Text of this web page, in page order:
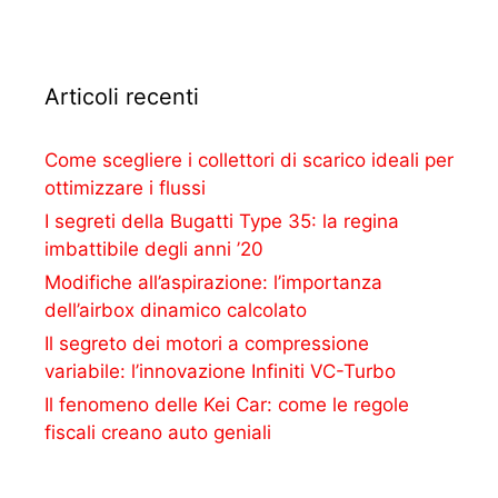
Articoli recenti
Come scegliere i collettori di scarico ideali per
ottimizzare i flussi
I segreti della Bugatti Type 35: la regina
imbattibile degli anni ’20
Modifiche all’aspirazione: l’importanza
dell’airbox dinamico calcolato
Il segreto dei motori a compressione
variabile: l’innovazione Infiniti VC-Turbo
Il fenomeno delle Kei Car: come le regole
fiscali creano auto geniali